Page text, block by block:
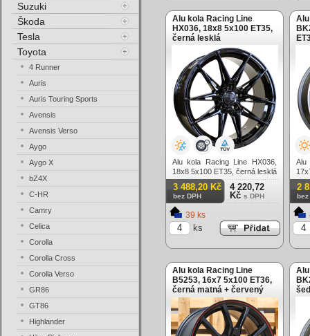
Alu kola Racing Line
HX036, 18x8 5x100 ET35,
černá lesklá
Alu kola Racing Line HX036,
18x8 5x100 ET35, černá lesklá
3 488,20 Kč
bez DPH
4 220,72
Kč s DPH
39 ks
ks
Alu
2
bez
Alu kola Racing Line
B5253, 16x7 5x100 ET36,
černá matná + červený
límec
Suzuki
Škoda
Tesla
Toyota
4 Runner
Auris
Auris Touring Sports
Avensis
Avensis Verso
Aygo
Aygo X
bZ4X
C-HR
Camry
Celica
Corolla
Corolla Cross
Corolla Verso
GR86
GT86
Highlander